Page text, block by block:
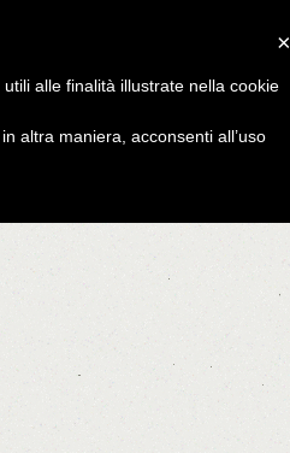
×
alle finalità illustrate nella cookie
altra maniera, acconsenti all’uso